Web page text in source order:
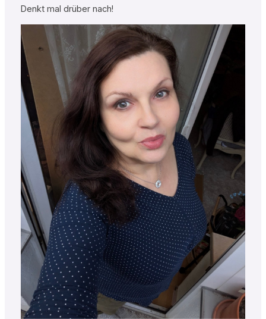
Denkt mal drüber nach!